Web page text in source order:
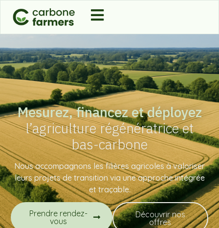
Mesurez, financez et déployez
l’agriculture régénératrice et
bas-carbone
Nous accompagnons les filières agricoles à valoriser
leurs projets de transition via une approche intégrée
et traçable.
Prendre rendez-
vous
Découvrir nos
offres